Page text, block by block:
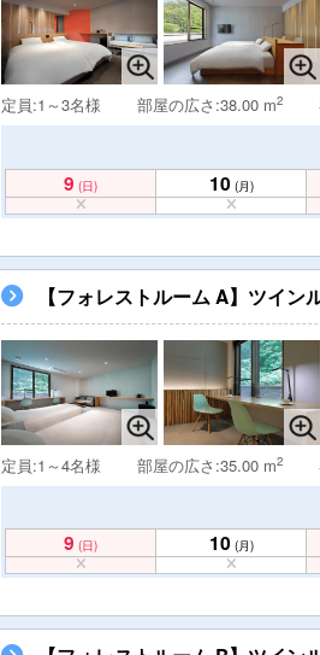
定員:1～3名様 部屋の広さ:38.00 m2
9 (日) 10 (月)
【フォレストルーム A】ツイン
定員:1～4名様 部屋の広さ:35.00 m2
9 (日) 10 (月)